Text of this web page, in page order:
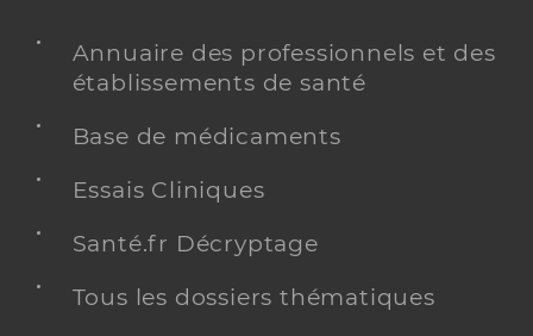
Annuaire des professionnels et des
établissements de santé
Base de médicaments
Essais Cliniques
Santé.fr Décryptage
Tous les dossiers thématiques